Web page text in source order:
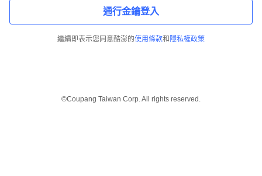
通行金鑰登入
繼續即表示您同意酷澎的使用條款和 隱私權政策
©Coupang Taiwan Corp. All rights reserved.